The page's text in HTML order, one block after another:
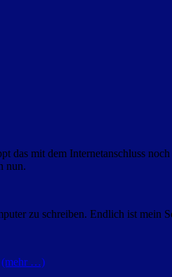
das mit dem Internetanschluss
nun.
zu schreiben. Endlich ist mein
(mehr …)